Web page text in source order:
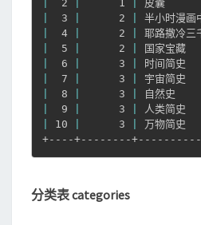
  2
      1
  3
      2
半小时
  4
      2
耶路
  5
      2
国
  6
      3
时
  7
      3
宇
  8
      3
自
  9
      3
人
10
      3
万
+----+--------
分类表 categories